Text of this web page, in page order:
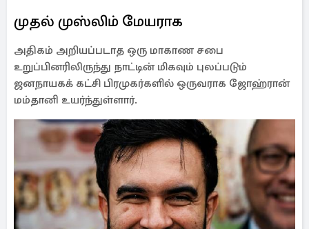
முதல் முஸ்லிம் மேயராக
அதிகம் அறியப்படாத ஒரு மாகாண சபை
உறுப்பினரிலிருந்து நாட்டின் மிகவும் புலப்படும்
ஜனநாயகக் கட்சி பிரமுகர்களில் ஒருவராக ஜோஹ்ரான்
மம்தானி உயர்ந்துள்ளார்.